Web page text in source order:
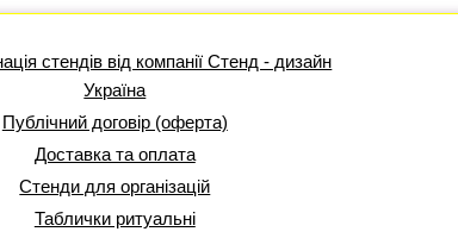
стендів від компанії Стенд - дизайн
Україна
Публічний договір (оферта)
Доставка та оплата
Стенди для організацій
Таблички ритуальні